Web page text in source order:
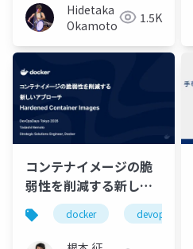
Hidetaka
Okamoto
1.5K
コンテナイメージの脆
弱性を削減する新しい
アプローチ：
Hardened Container
Images
docker devops